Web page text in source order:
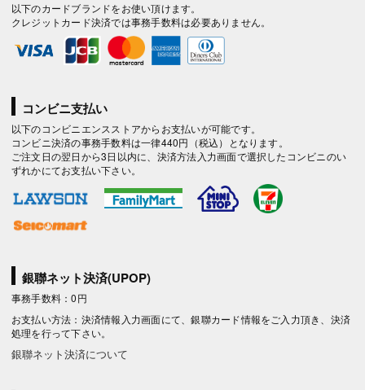
以下のカードブランドをお使い頂けます。
クレジットカード決済では事務手数料は必要ありません。
コンビニ支払い
以下のコンビニエンスストアからお支払いが可能です。
コンビニ決済の事務手数料は一律440円（税込）となります。
ご注文日の翌日から3日以内に、決済方法入力画面で選択したコンビニのい
ずれかにてお支払い下さい。
銀聯ネット決済(UPOP)
事務手数料：0円
お支払い方法：決済情報入力画面にて、銀聯カード情報をご入力頂き、決済
処理を行って下さい。
銀聯ネット決済について